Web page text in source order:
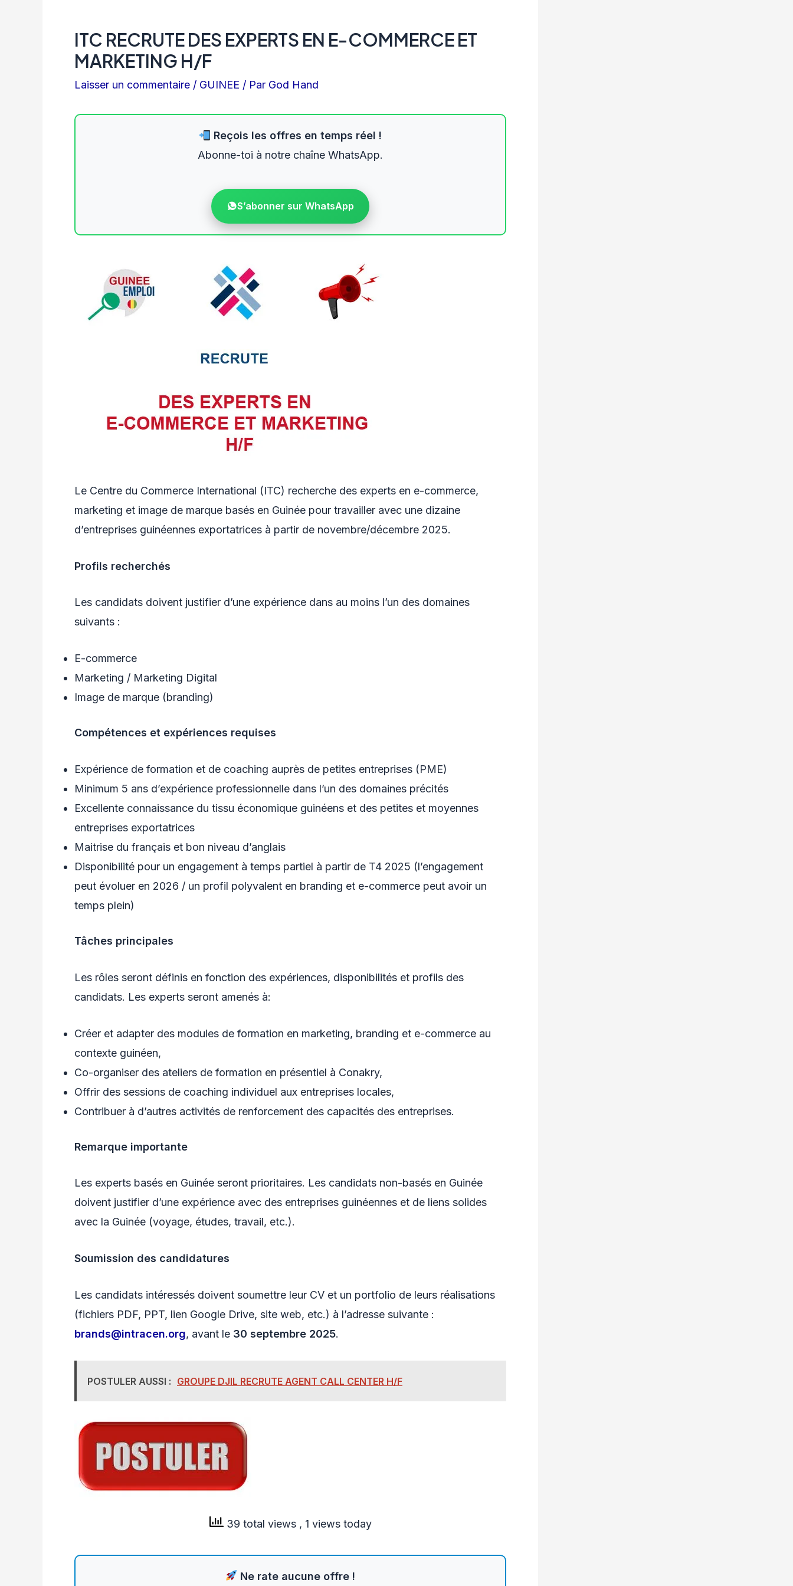
ITC RECRUTE DES EXPERTS EN E-COMMERCE ET
MARKETING H/F
Laisser un commentaire / GUINEE / Par God Hand
Reçois les offres en temps réel !
Abonne-toi à notre chaîne WhatsApp.
S’abonner sur WhatsApp
Le Centre du Commerce International (ITC) recherche des experts en e-commerce,
marketing et image de marque basés en Guinée pour travailler avec une dizaine
d’entreprises guinéennes exportatrices à partir de novembre/décembre 2025.
Profils recherchés
Les candidats doivent justifier d’une expérience dans au moins l’un des domaines
suivants :
E-commerce
Marketing / Marketing Digital
Image de marque (branding)
Compétences et expériences requises
Expérience de formation et de coaching auprès de petites entreprises (PME)
Minimum 5 ans d’expérience professionnelle dans l’un des domaines précités
Excellente connaissance du tissu économique guinéens et des petites et moyennes
entreprises exportatrices
Maitrise du français et bon niveau d’anglais
Disponibilité pour un engagement à temps partiel à partir de T4 2025 (l’engagement
peut évoluer en 2026 / un profil polyvalent en branding et e-commerce peut avoir un
temps plein)
Tâches principales
Les rôles seront définis en fonction des expériences, disponibilités et profils des
candidats. Les experts seront amenés à:
Créer et adapter des modules de formation en marketing, branding et e-commerce au
contexte guinéen,
Co-organiser des ateliers de formation en présentiel à Conakry,
Offrir des sessions de coaching individuel aux entreprises locales,
Contribuer à d’autres activités de renforcement des capacités des entreprises.
Remarque importante
Les experts basés en Guinée seront prioritaires. Les candidats non-basés en Guinée
doivent justifier d’une expérience avec des entreprises guinéennes et de liens solides
avec la Guinée (voyage, études, travail, etc.).
Soumission des candidatures
Les candidats intéressés doivent soumettre leur CV et un portfolio de leurs réalisations
(fichiers PDF, PPT, lien Google Drive, site web, etc.) à l’adresse suivante :
brands@intracen.org, avant le 30 septembre 2025.
POSTULER AUSSI : GROUPE DJIL RECRUTE AGENT CALL CENTER H/F
39 total views , 1 views today
Ne rate aucune offre !